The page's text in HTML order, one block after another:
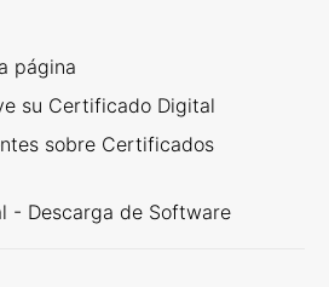
página
su Certificado Digital
sobre Certificados
- Descarga de Software